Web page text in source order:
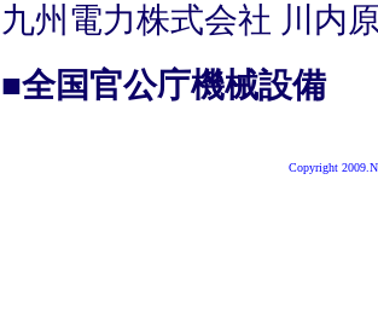
九州電力株式会社 川内
■全国官公庁機械設備
Copyright